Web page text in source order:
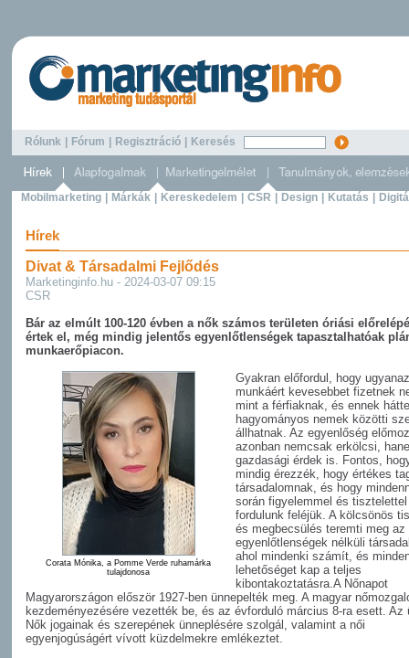
Rólunk Fórum Regisztráció Keresés
Mobilmarketing Márkák Kereskedelem CSR Design Kutatás
Hírek
Divat & Társadalmi Fejlődés
Marketinginfo.hu - 2024-03-07 09:15
CSR
Bár az elmúlt 100-120 évben a nők számos területen óriási
értek el, még mindig jelentős egyenlőtlenségek tapasztalhatóak
munkaerőpiacon.
Corata Mónika, a Pomme Verde ruhamárka
tulajdonosa
Gyakran előfordul, hogy
munkáért kevesebbet fizetnek
mint a férfiaknak, és ennek
hagyományos nemek közötti
állhatnak. Az egyenlőség
azonban nemcsak erkölcsi,
gazdasági érdek is. Fontos,
mindig érezzék, hogy értékes
társadalomnak, és hogy
során figyelemmel és tisztelettel
fordulunk feléjük. A kölcsönös
és megbecsülés teremti meg az
egyenlőtlenségek nélküli
ahol mindenki számít, és
lehetőséget kap a teljes
kibontakoztatásra.A Nőnapot
Magyarországon először 1927-ben ünnepelték meg. A magyar
kezdeményezésére vezették be, és az évforduló március 8-ra esett. Az
Nők jogainak és szerepének ünneplésére szolgál, valamint a női
egyenjogúságért vívott küzdelmekre emlékeztet.